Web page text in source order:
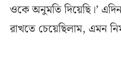
ওকে অনুমতি দিয়েছি।’
রাখতে চেয়েছিলাম, এমন